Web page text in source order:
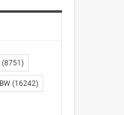
(8751)
BW(16242)